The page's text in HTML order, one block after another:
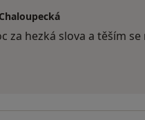
za hezká slova a těším